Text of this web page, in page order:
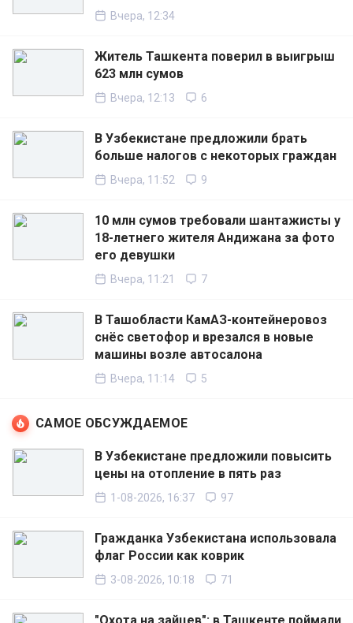
Вчера, 12:34
Житель Ташкента поверил в выигрыш
623 млн сумов
Вчера, 12:13 6
В Узбекистане предложили брать
больше налогов с некоторых граждан
Вчера, 11:52 9
10 млн сумов требовали шантажисты у
18-летнего жителя Андижана за фото
его девушки
Вчера, 11:21 7
В Ташобласти КамАЗ-контейнеровоз
снёс светофор и врезался в новые
машины возле автосалона
Вчера, 11:14 5
САМОЕ ОБСУЖДАЕМОЕ
В Узбекистане предложили повысить
цены на отопление в пять раз
1-08-2026, 16:37 97
Гражданка Узбекистана использовала
флаг России как коврик
3-08-2026, 10:18 71
"Охота на зайцев": в Ташкенте поймали